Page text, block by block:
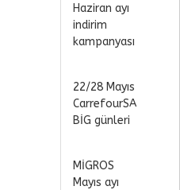
Haziran ayı
indirim
kampanyası
22/28 Mayıs
CarrefourSA
BİG günleri
MİGROS
Mayıs ayı